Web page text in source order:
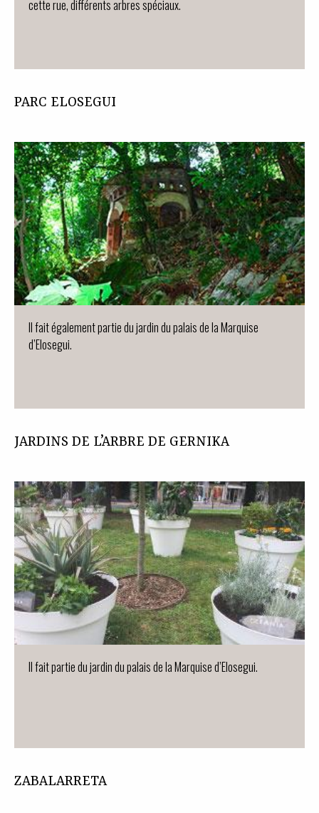
cette rue, différents arbres spéciaux.
PARC ELOSEGUI
Il fait également partie du jardin du palais de la Marquise
d’Elosegui.
JARDINS DE L’ARBRE DE GERNIKA
Il fait partie du jardin du palais de la Marquise d’Elosegui.
ZABALARRETA